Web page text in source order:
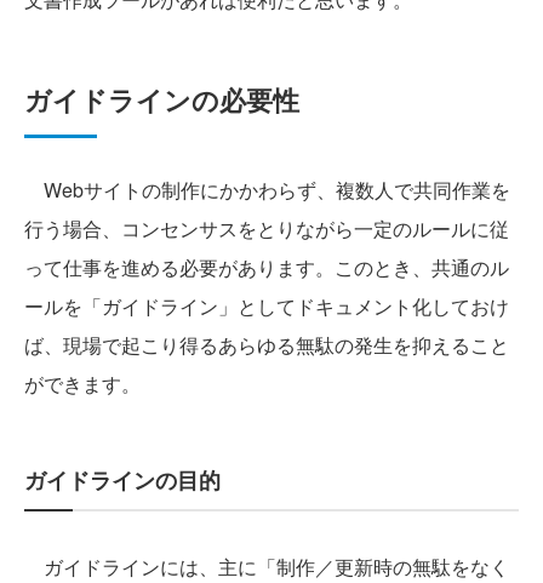
ガイドラインの必要性
Webサイトの制作にかかわらず、複数人で共同作業を
行う場合、コンセンサスをとりながら一定のルールに従
って仕事を進める必要があります。このとき、共通のル
ールを「ガイドライン」としてドキュメント化しておけ
ば、現場で起こり得るあらゆる無駄の発生を抑えること
ができます。
ガイドラインの目的
ガイドラインには、主に「制作／更新時の無駄をなく